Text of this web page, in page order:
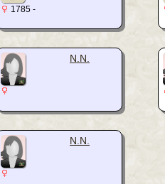
1785 -
N.N.
N.N.